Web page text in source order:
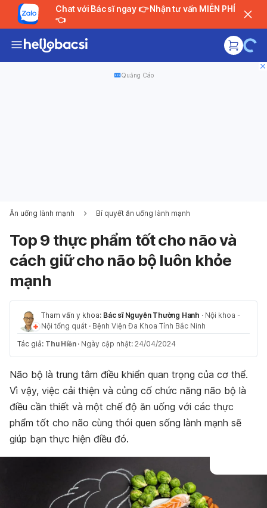
Chat với Bác sĩ ngay 👉 Nhận tư vấn MIỄN PHÍ
👈
Quảng Cáo
Ăn uống lành mạnh Bí quyết ăn uống lành mạnh
Top 9 thực phẩm tốt cho não và
cách giữ cho não bộ luôn khỏe
mạnh
Tham vấn y khoa: Bác sĩ Nguyễn Thường Hanh · Nội khoa -
Nội tổng quát · Bệnh Viện Đa Khoa Tỉnh Bắc Ninh
Tác giả: Thu Hiền · Ngày cập nhật: 24/04/2024
Não bộ là trung tâm điều khiển quan trọng của cơ thể.
Vì vậy, việc cải thiện và củng cố chức năng não bộ là
điều cần thiết và một chế độ ăn uống với các thực
phẩm tốt cho não cùng thói quen sống lành mạnh sẽ
giúp bạn thực hiện điều đó.